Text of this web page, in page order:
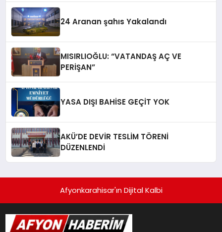
24 Aranan şahıs Yakalandı
MISIRLIOĞLU: “VATANDAŞ AÇ VE
PERİŞAN”
YASA DIŞI BAHİSE GEÇİT YOK
AKÜ’DE DEVİR TESLİM TÖRENİ
DÜZENLENDİ
Afyonkarahisar'ın Dijital Kalbi